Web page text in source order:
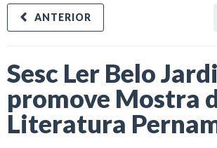
ANTERIOR
Sesc Ler Belo
promove Mostra
Literatura